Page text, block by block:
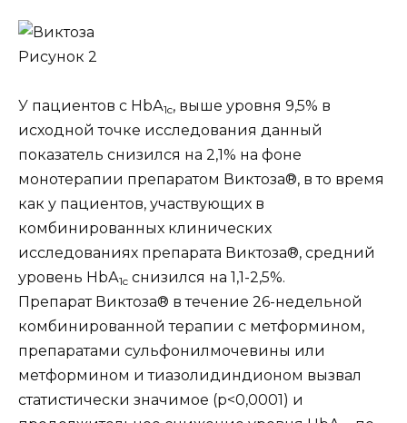
Рисунок 2
У пациентов с НbА1c, выше уровня 9,5% в
исходной точке исследования данный
показатель снизился на 2,1% на фоне
монотерапии препаратом Виктоза®, в то время
как у пациентов, участвующих в
комбинированных клинических
исследованиях препарата Виктоза®, средний
уровень НbА1c снизился на 1,1-2,5%.
Препарат Виктоза® в течение 26-недельной
комбинированной терапии с метформином,
препаратами сульфонилмочевины или
метформином и тиазолидиндионом вызвал
статистически значимое (р<0,0001) и